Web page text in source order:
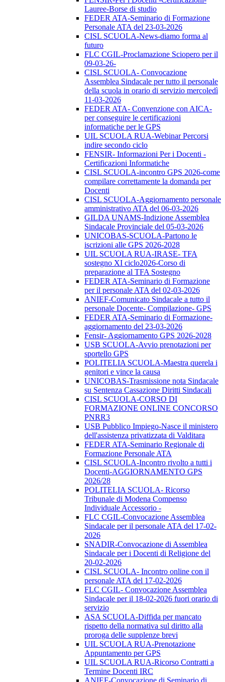
Lauree-Borse di studio
FEDER ATA-Seminario di Formazione
Personale ATA del 23-03-2026
CISL SCUOLA-News-diamo forma al
futuro
FLC CGIL-Proclamazione Sciopero per il
09-03-26-
CISL SCUOLA- Convocazione
Assemblea Sindacale per tutto il personale
della scuola in orario di servizio mercoledì
11-03-2026
FEDER ATA- Convenzione con AICA-
per conseguire le certificazioni
informatiche per le GPS
UIL SCUOLA RUA-Webinar Percorsi
indire secondo ciclo
FENSIR- Informazioni Per i Docenti -
Certificazioni Informatiche
CISL SCUOLA-incontro GPS 2026-come
compilare correttamente la domanda per
Docenti
CISL SCUOLA-Aggiornamento personale
amministrativo ATA del 06-03-2026
GILDA UNAMS-Indizione Assemblea
Sindacale Provinciale del 05-03-2026
UNICOBAS-SCUOLA-Partono le
iscrizioni alle GPS 2026-2028
UIL SCUOLA RUA-IRASE- TFA
sostegno XI ciclo2026-Corso di
preparazione al TFA Sostegno
FEDER ATA-Seminario di Formazione
per il personale ATA del 02-03-2026
ANIEF-Comunicato Sindacale a tutto il
personale Docente- Compilazione- GPS
FEDER ATA-Seminario di Formazione-
aggiornamento del 23-03-2026
Fensir- Aggiornamento GPS 2026-2028
USB SCUOLA-Avvio prenotazioni per
sportello GPS
POLITELIA SCUOLA-Maestra querela i
genitori e vince la causa
UNICOBAS-Trasmissione nota Sindacale
su Sentenza Cassazione Diritti Sindacali
CISL SCUOLA-CORSO DI
FORMAZIONE ONLINE CONCORSO
PNRR3
USB Pubblico Impiego-Nasce il ministero
dell'assistenza privatizzata di Valditara
FEDER ATA-Seminario Regionale di
Formazione Personale ATA
CISL SCUOLA-Incontro rivolto a tutti i
Docenti-AGGIORNAMENTO GPS
2026/28
POLITELIA SCUOLA- Ricorso
Tribunale di Modena Compenso
Individuale Accessorio -
FLC CGIL-Convocazione Assemblea
Sindacale per il personale ATA del 17-02-
2026
SNADIR-Convocazione di Assemblea
Sindacale per i Docenti di Religione del
20-02-2026
CISL SCUOLA- Incontro online con il
personale ATA del 17-02-2026
FLC CGIL- Convocazione Assemblea
Sindacale per il 18-02-2026 fuori orario di
servizio
ASA SCUOLA-Diffida per mancato
rispetto della normativa sul diritto alla
proroga delle supplenze brevi
UIL SCUOLA RUA-Prenotazione
Appuntamento per GPS
UIL SCUOLA RUA-Ricorso Contratti a
Termine Docenti IRC